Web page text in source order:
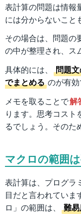
表計算の問題は情報
には分からないこと
その場合は、問題の
の中が整理され、ス
具体的には、
問題
でまとめる のが有効
メモを取ることで解
ります。思考コスト
るでしょう。そのた
マクロの範囲
表計算は、プログラ
目だと言われていま
ロ」の範囲は、
難